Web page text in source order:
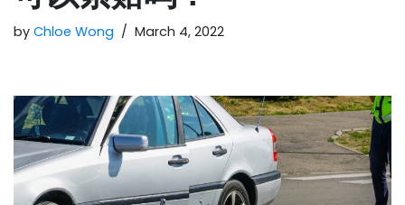
by Chloe Wong March 4, 2022